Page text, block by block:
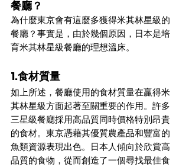
餐廳？
為什麼東京會有這麼多獲得米其林星級的
餐廳？事實是，由於幾個原因，日本是培
育米其林星級餐廳的理想溫床。
1.食材質量
如上所述，餐廳使用的食材質量在贏得米
其林星級方面起著至關重要的作用。許多
三星級餐廳採用高品質同時價格特別昂貴
的食材。東京憑藉其優質農產品和豐富的
魚類資源表現出色。日本人傾向於欣賞高
品質的食物，從而創造了一個尋找最佳食